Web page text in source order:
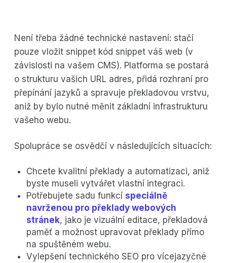
Není třeba žádné technické nastavení: stačí
pouze vložit snippet kód snippet váš web (v
závislosti na vašem CMS). Platforma se postará
o strukturu vašich URL adres, přidá rozhraní pro
přepínání jazyků a spravuje překladovou vrstvu,
aniž by bylo nutné měnit základní infrastrukturu
vašeho webu.
Spolupráce se osvědčí v následujících situacích:
Chcete kvalitní překlady a automatizaci, aniž
byste museli vytvářet vlastní integraci.
Potřebujete sadu funkcí speciálně
navrženou pro překlady webových
stránek, jako je vizuální editace, překladová
paměť a možnost upravovat překlady přímo
na spuštěném webu.
Vylepšení technického SEO pro vícejazyčné